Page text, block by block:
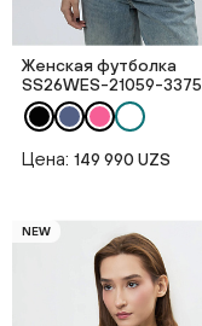
Женская футболка
SS26WES-21059-
Цена: 149 990 UZS
NEW